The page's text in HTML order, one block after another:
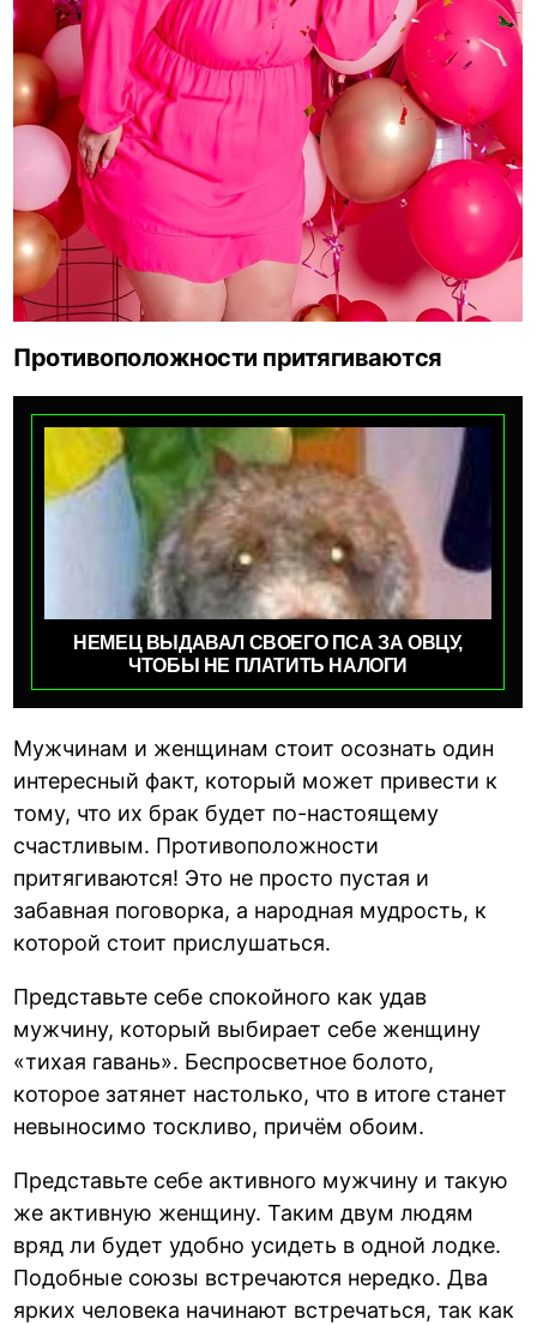
Противоположности притягиваются
НЕМЕЦ ВЫДАВАЛ СВОЕГО ПСА ЗА ОВЦУ,
ЧТОБЫ НЕ ПЛАТИТЬ НАЛОГИ
Мужчинам и женщинам стоит осознать один
интересный факт, который может привести к
тому, что их брак будет по-настоящему
счастливым. Противоположности
притягиваются! Это не просто пустая и
забавная поговорка, а народная мудрость, к
которой стоит прислушаться.
Представьте себе спокойного как удав
мужчину, который выбирает себе женщину
«тихая гавань». Беспросветное болото,
которое затянет настолько, что в итоге станет
невыносимо тоскливо, причём обоим.
Представьте себе активного мужчину и такую
же активную женщину. Таким двум людям
вряд ли будет удобно усидеть в одной лодке.
Подобные союзы встречаются нередко. Два
ярких человека начинают встречаться, так как